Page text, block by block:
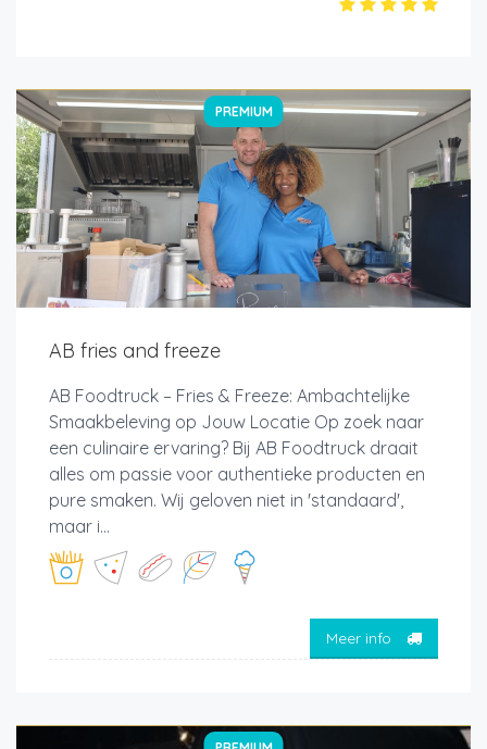
PREMIUM
AB fries and freeze
AB Foodtruck – Fries & Freeze: Ambachtelijke
Smaakbeleving op Jouw Locatie Op zoek naar
een culinaire ervaring? Bij AB Foodtruck draait
alles om passie voor authentieke producten en
pure smaken. Wij geloven niet in 'standaard',
maar i...
Meer info